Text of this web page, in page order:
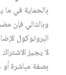
بالحماية في ما
وبالتالي فإن
لا يجيز
بصفة مباشرة أو